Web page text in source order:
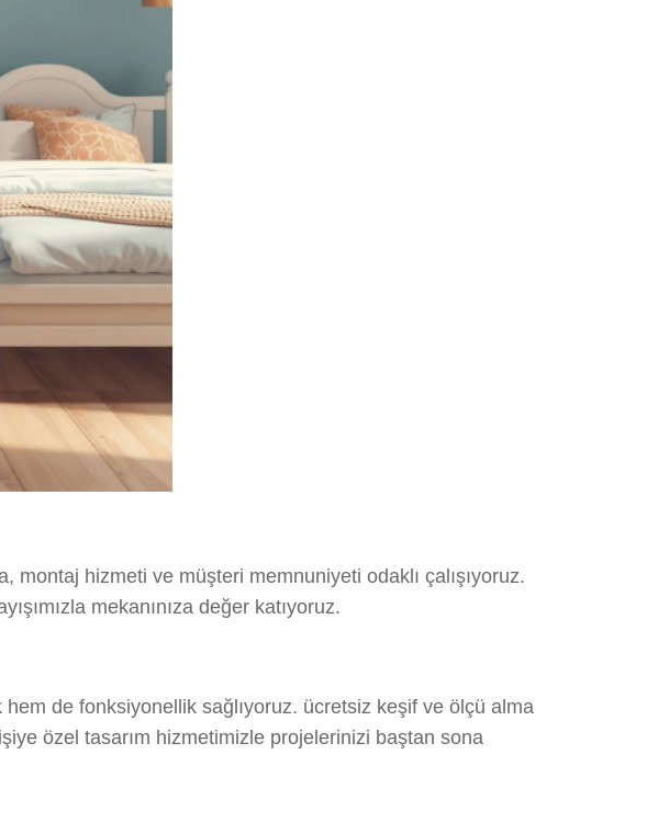
montaj hizmeti ve müşteri memnuniyeti odaklı çalışıyoruz.
mekanınıza değer katıyoruz.
de fonksiyonellik sağlıyoruz. ücretsiz keşif ve ölçü alma
özel tasarım hizmetimizle projelerinizi baştan sona